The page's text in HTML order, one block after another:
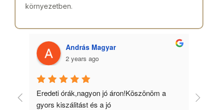
környezetben.
András Magyar
2 years ago
Eredeti órák,nagyon jó áron!Köszönöm a
gyors kiszálitást és a jó